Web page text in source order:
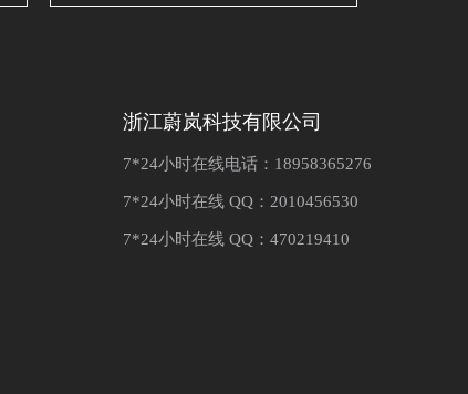
浙江蔚岚科技有限公司
7*24小时在线电话：18958365276
7*24小时在线 QQ：2010456530
7*24小时在线 QQ：470219410